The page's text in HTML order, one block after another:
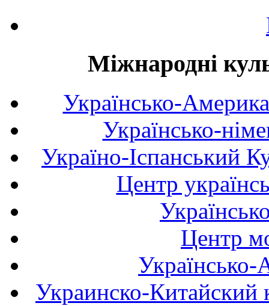
Міжнародні
Українсько-
Українсько-
Україно-Іспанський
Центр
Центр
Українсько-
Украинско-Китайский